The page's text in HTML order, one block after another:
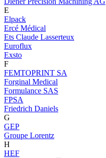
E
Elpack
Ercé Médical
Ets Claude Lasserteux
Euroflux
Exsto
F
FEMTOPRINT SA
Forginal Medical
Formulance SAS
FPSA
Friedrich Daniels
G
GEP
Groupe Lorentz
H
HEF